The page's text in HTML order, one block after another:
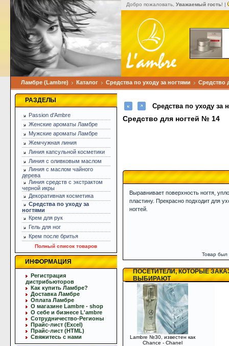
Добро пожаловать, Уважаемый гость! |
Ламбре (Lambre) Каталог Средства по уходу за ногтями Средство
РАЗДЕЛЫ
Passion d'Ambre
Женские ароматы Ламбре
Мужские ароматы Ламбре
Жемчужная линия
Линия капсульной косметики
Линия с оливковым маслом
Линия с маслом чайного
дерева
Линия средств с экстрактом
черной икры
Декоративная косметика
Средства по уходу за
ногтями
Крем для рук
Гель для ног
Крем после бритья
Полный список товаров
ИНФОРМАЦИЯ
Регистрация
дистрибьюторов
Как купить Ламбре?
Доставка Ламбре
Оплата Ламбре
О магазине Lambre - shop
О себе и бизнесе L'ambre
Сотрудничество-Регионы
Прайс-лист (Excel)
Прайс-лист (HTML)
Свяжитесь с нами
Средства по уходу за
Средство для ногтей № 14
Выравнивает поверхность ногтя,
пластину. Прекрасно подходит для
ногтей.
Товар был
ПОСЕТИТЕЛИ, КОТОРЫЕ
ВЫБИРАЮТ
Lambre №30, известен как
Chance - Chanel